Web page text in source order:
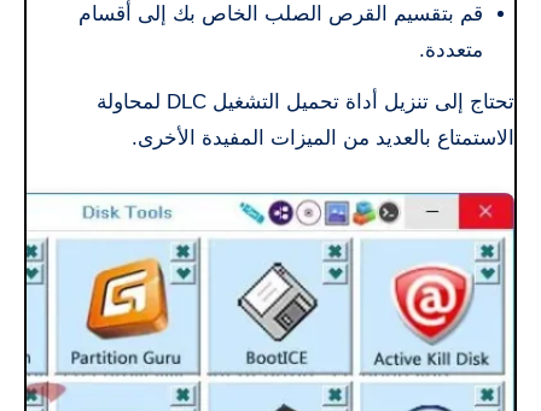
قم بتقسيم القرص الصلب الخاص بك إلى أقسام
متعددة.
تحتاج إلى تنزيل أداة تحميل التشغيل DLC لمحاولة
الاستمتاع بالعديد من الميزات المفيدة الأخرى.